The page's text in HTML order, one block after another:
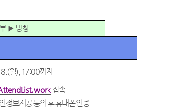
▶ 방청
월), 17:00까지
접속
정보제공 동의 후 휴대폰 인증